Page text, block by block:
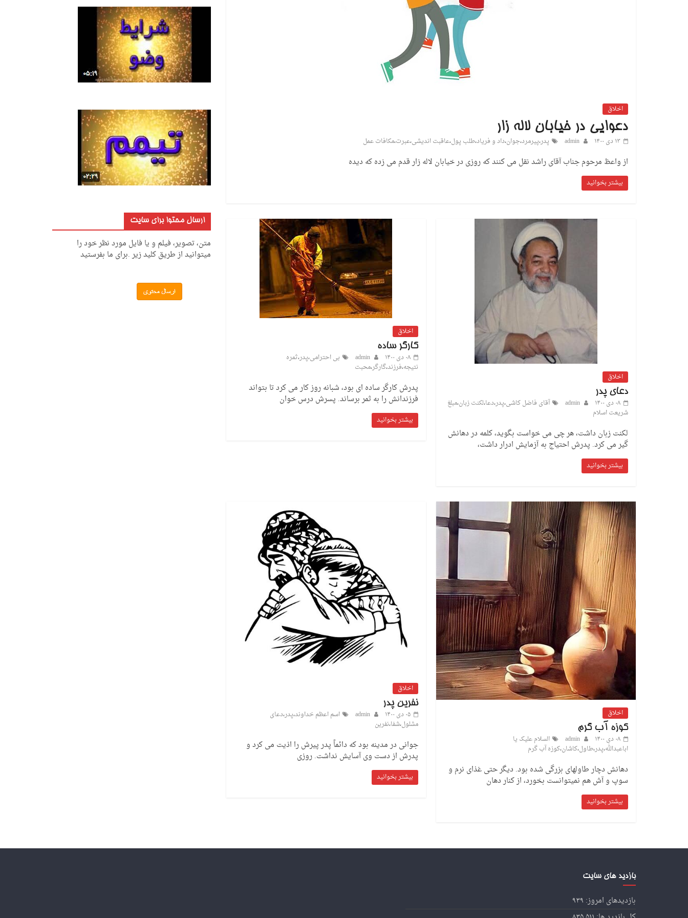
اخلاق
دعوایی در خیابان لاله زار
۱۳ دی ۱۴۰۰ admin پدر،پیرمرد،جوان،داد و فریاد،طلب پول،عاقبت اندیشی،عبرت،مکافات عمل
از واعظ مرحوم جناب آقای راشد نقل می کنند که روزی در خیابان لاله زار قدم می زده که دیده
بیشتر بخوانید
اخلاق
دعای پدر
۰۸ دی ۱۴۰۰
admin آقای فاضل کاشی،پدر،دعا،لکنت زبان،مبلغ
شریعت اسلام
لکنت زبان داشت، هر چی می خواست بگوید، کلمه در دهانش
گیر می کرد. پدرش احتیاج به آزمایش ادرار داشت،
بیشتر بخوانید
اخلاق
کارگر ساده
۰۸ دی ۱۴۰۰
admin بی احترامی،پدر،ثمره
نتیجه،فرزند،گارگر،محبت
پدرش کارگر ساده ای بود، شبانه روز کار می کرد تا بتواند
فرزندانش را به ثمر برساند. پسرش درس خوان
بیشتر بخوانید
اخلاق
کوزه آب گرم
۰۸ دی ۱۴۰۰
admin
السلام علیک یا
اباعبدالله،پدر،طاول،کاشان،کوزه آب گرم
دهانش دچار طاولهای بزرگی شده بود. دیگر حتی غذای نرم و
سوپ و آش هم نمیتوانست بخورد، از کنار دهان
بیشتر بخوانید
اخلاق
نفرین پدر
۰۵ دی ۱۴۰۰
admin اسم اعظم خداوند،پدر،دعای
مشلول،شفا،نفرین
جوانی در مدینه بود که دائماً پدر پیرش را اذیت می کرد و
پدرش از دست وی آسایش نداشت. روزی
بیشتر بخوانید
ارسال محتوا برای سایت
متن، تصویر، فیلم و یا فایل مورد نظر خود را
میتوانید از طریق کلید زیر .برای ما بفرستید
بازدید های سایت
بازدیدهای امروز: ۹۳۹